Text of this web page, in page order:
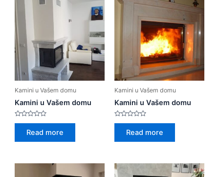
Kamini u Vašem domu
Kamini u Vašem domu
Rated
Read more
Kamini u Vašem domu
Kamini u Vašem domu
Rated
Read more